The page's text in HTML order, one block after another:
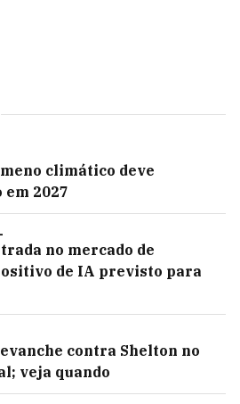
climático deve
2027
no mercado de
de IA previsto para
contra Shelton no
veja quando